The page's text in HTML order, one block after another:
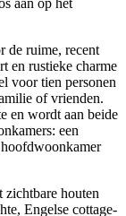
de ruime, recent
en rustieke charme
voor tien personen
of vrienden.
en wordt aan beide
een
houten
Engelse cottage-